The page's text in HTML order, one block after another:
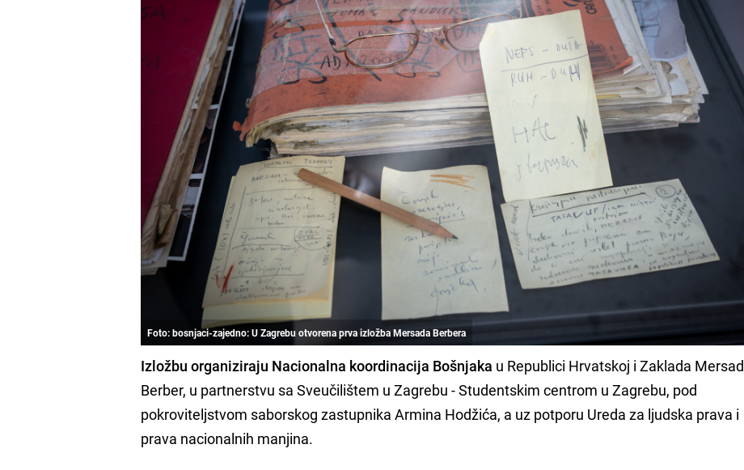
Foto: bosnjaci-zajedno: U Zagrebu otvorena prva izložba Mersada Berbera
Izložbu organiziraju Nacionalna koordinacija Bošnjaka u Republici Hrvatskoj i Zaklada Mersad
Berber, u partnerstvu sa Sveučilištem u Zagrebu - Studentskim centrom u Zagrebu, pod
pokroviteljstvom saborskog zastupnika Armina Hodžića, a uz potporu Ureda za ljudska prava i
prava nacionalnih manjina.